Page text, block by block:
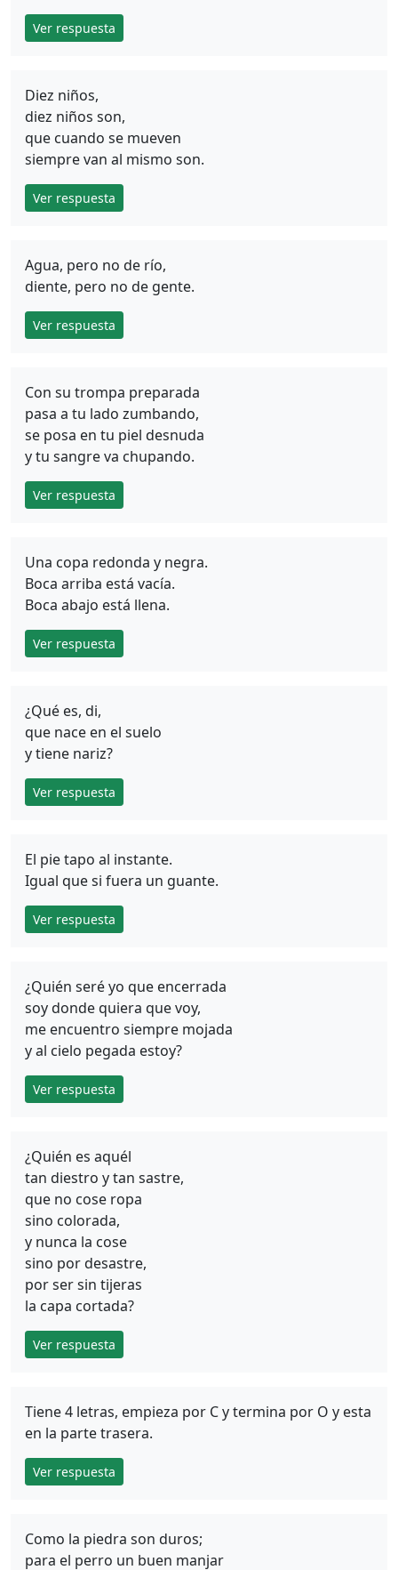
Ver respuesta
Diez niños,
diez niños son,
que cuando se mueven
siempre van al mismo son.
Ver respuesta
Agua, pero no de río,
diente, pero no de gente.
Ver respuesta
Con su trompa preparada
pasa a tu lado zumbando,
se posa en tu piel desnuda
y tu sangre va chupando.
Ver respuesta
Una copa redonda y negra.
Boca arriba está vacía.
Boca abajo está llena.
Ver respuesta
¿Qué es, di,
que nace en el suelo
y tiene nariz?
Ver respuesta
El pie tapo al instante.
Igual que si fuera un guante.
Ver respuesta
¿Quién seré yo que encerrada
soy donde quiera que voy,
me encuentro siempre mojada
y al cielo pegada estoy?
Ver respuesta
¿Quién es aquél
tan diestro y tan sastre,
que no cose ropa
sino colorada,
y nunca la cose
sino por desastre,
por ser sin tijeras
la capa cortada?
Ver respuesta
Tiene 4 letras, empieza por C y termina por O y esta
en la parte trasera.
Ver respuesta
Como la piedra son duros;
para el perro un buen manjar